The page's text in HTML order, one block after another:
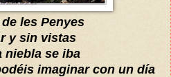
les Penyes
y sin vistas
niebla se iba
imaginar con un día